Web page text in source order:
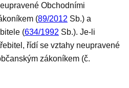
Obchodními
(89/2012 Sb.) a
(634/1992 Sb.). Je-li
řídí se vztahy neupravené
zákoníkem (č.